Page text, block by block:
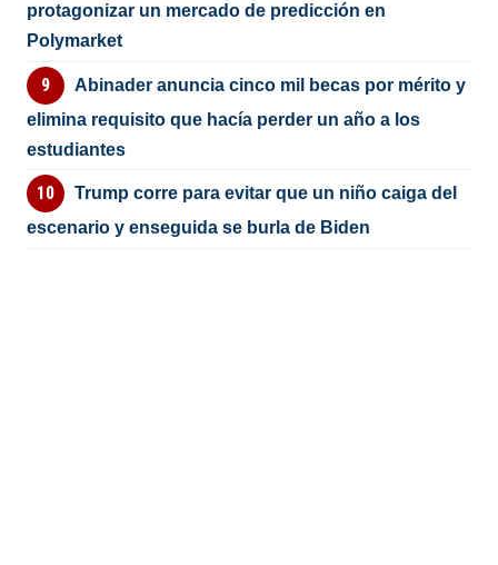
protagonizar un mercado de predicción en
Polymarket
Abinader anuncia cinco mil becas por mérito y
elimina requisito que hacía perder un año a los
estudiantes
Trump corre para evitar que un niño caiga del
escenario y enseguida se burla de Biden